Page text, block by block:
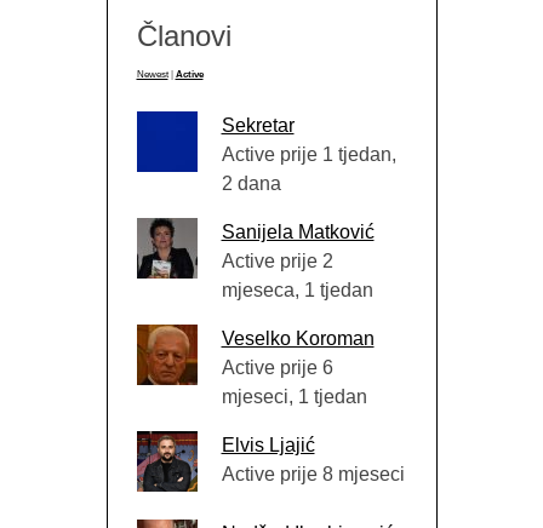
Članovi
Newest Active
Sekretar
Active prije 1 tjedan,
2 dana
Sanijela Matković
Active prije 2
mjeseca, 1 tjedan
Veselko Koroman
Active prije 6
mjeseci, 1 tjedan
Elvis Ljajić
Active prije 8 mjeseci